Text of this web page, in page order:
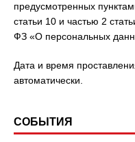
предусмотренных
статьи 10 и частью 2
ФЗ «О персональных
Дата и время
автоматически.
СОБЫТИЯ